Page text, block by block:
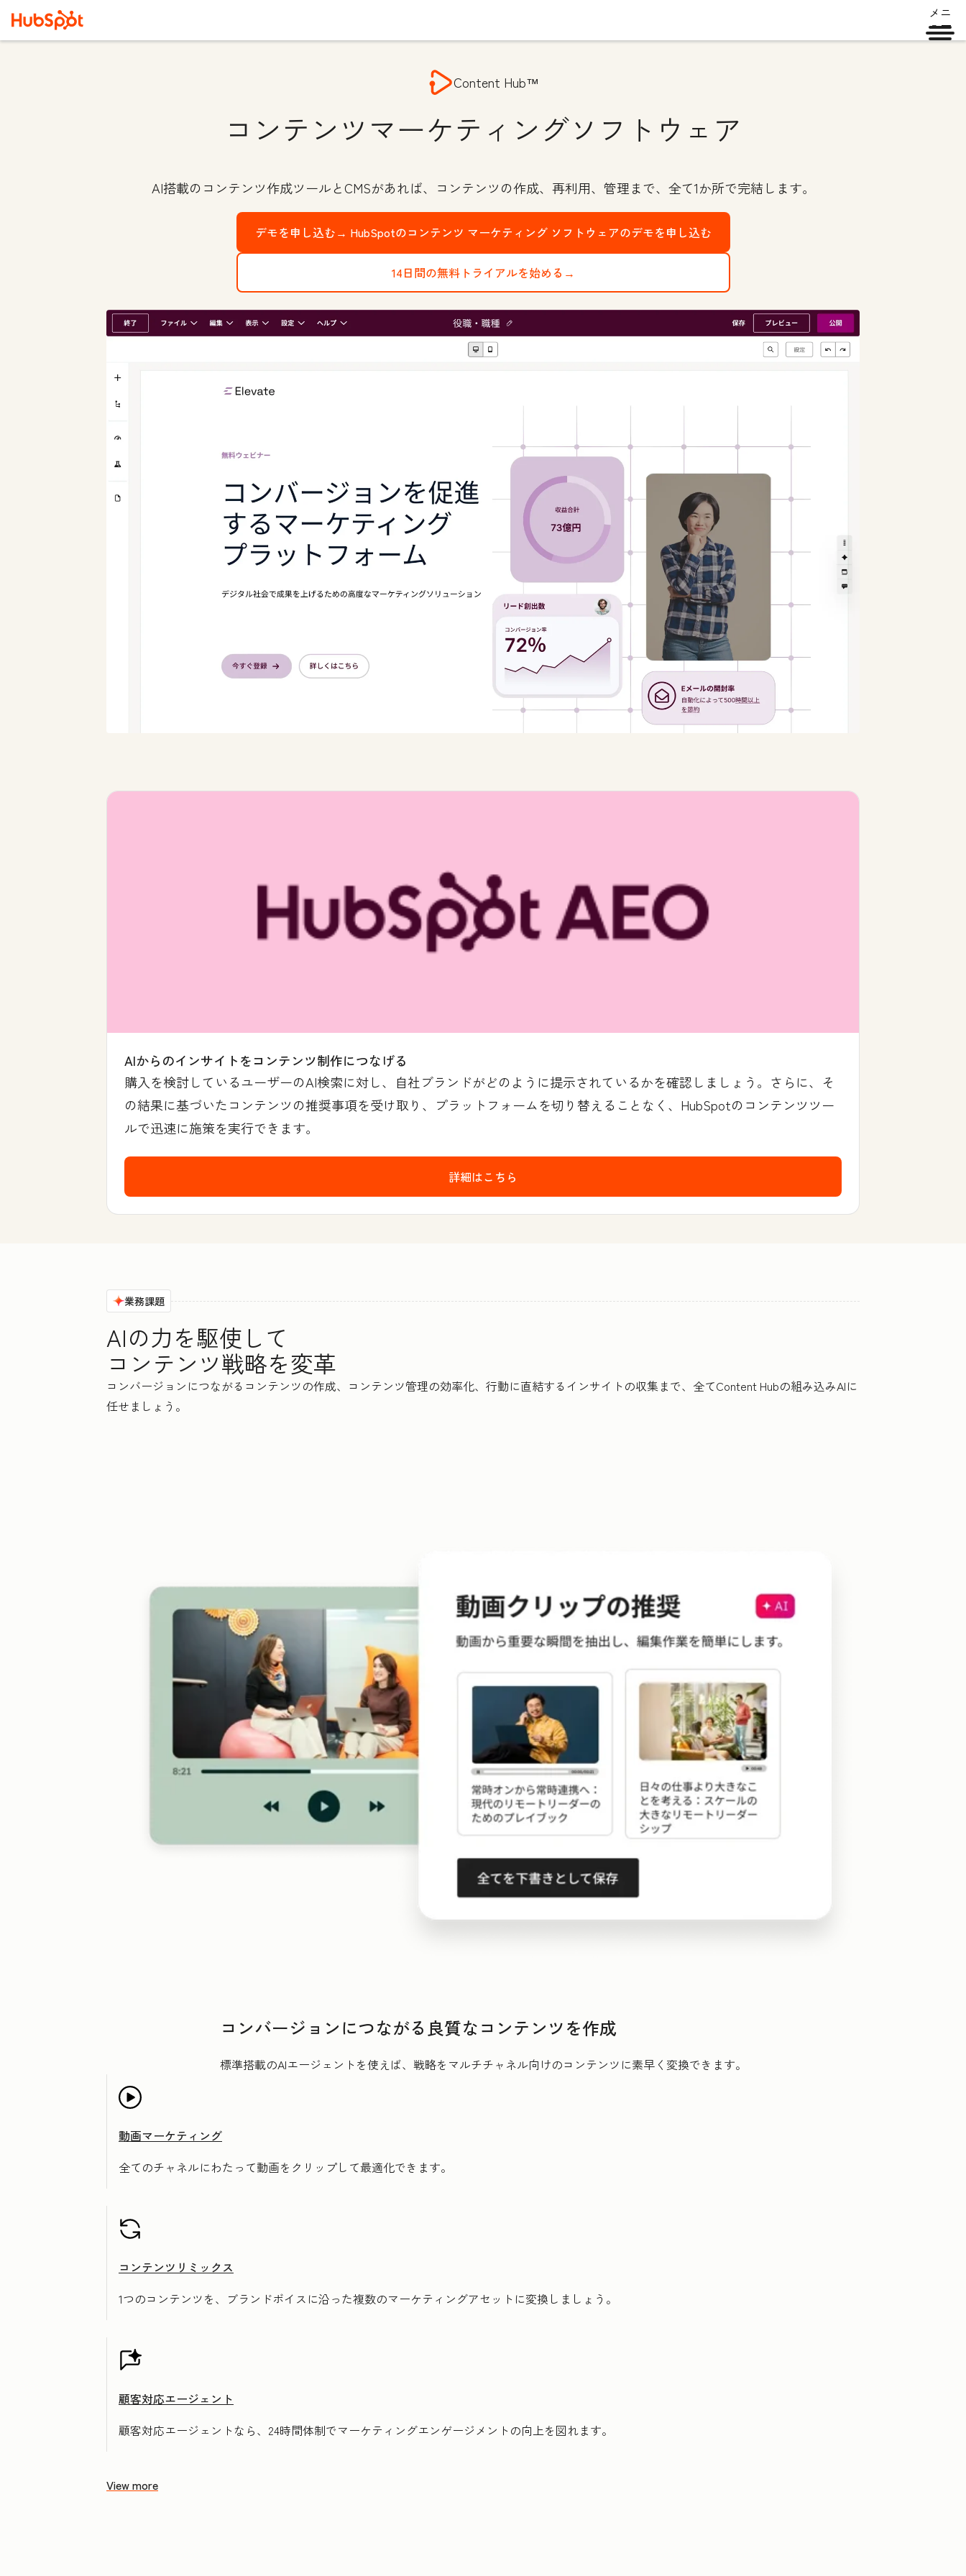
メニ
ュー
Content Hub™
コンテンツマーケティングソフトウェア
AI搭載のコンテンツ作成ツールとCMSがあれば、コンテンツの作成、再利用、管理まで、全て1か所で完結します。
デモを申し込む→ HubSpotのコンテンツ マーケティング ソフトウェアのデモを申し込む
14日間の無料トライアルを始める→
AIからのインサイトをコンテンツ制作につなげる
購入を検討しているユーザーのAI検索に対し、自社ブランドがどのように提示されているかを確認しましょう。さらに、そ
の結果に基づいたコンテンツの推奨事項を受け取り、プラットフォームを切り替えることなく、HubSpotのコンテンツツー
ルで迅速に施策を実行できます。
詳細はこちら
業務課題
AIの力を駆使して
コンテンツ戦略を変革
コンバージョンにつながるコンテンツの作成、コンテンツ管理の効率化、行動に直結するインサイトの収集まで、全てContent Hubの組み込みAIに
任せましょう。
コンバージョンにつながる良質なコンテンツを作成
標準搭載のAIエージェントを使えば、戦略をマルチチャネル向けのコンテンツに素早く変換できます。
動画マーケティング
全てのチャネルにわたって動画をクリップして最適化できます。
コンテンツリミックス
1つのコンテンツを、ブランドボイスに沿った複数のマーケティングアセットに変換しましょう。
顧客対応エージェント
顧客対応エージェントなら、24時間体制でマーケティングエンゲージメントの向上を図れます。
View more